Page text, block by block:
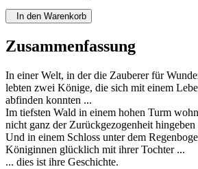
In den Warenkorb
Zusammenfassung
In einer Welt, in der die Zauberer für
lebten zwei Könige, die sich mit einem
abfinden konnten ...
Im tiefsten Wald in einem hohen Turm
nicht ganz der Zurückgezogenheit
Und in einem Schloss unter dem
Königinnen glücklich mit ihrer Tochter ...
... dies ist ihre Geschichte.